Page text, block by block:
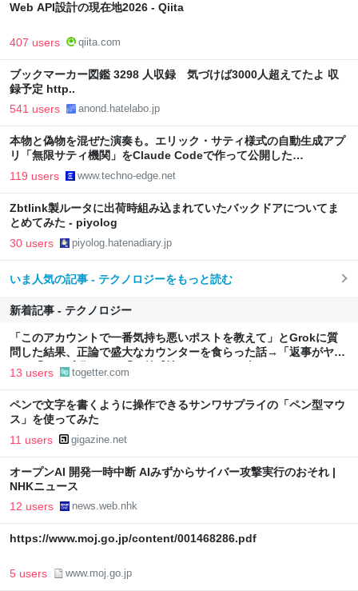
Web API設計の現在地2026 - Qiita
407 users qiita.com
ブックマーカー図鑑 3298 人収録 気づけば3000人超えてたよ 収
録予定 http..
541 users anond.hatelabo.jp
本物と偽物を混ぜた演奏も。エリック・サティ様式の自動生成アプ
リ「無限サティ機関」をClaude Codeで作って公開した
（CloseBox） | テクノエッジ TechnoEdge
119 users www.techno-edge.net
Zbtlink製ルータに出荷時組み込まれていたバックドアについてま
とめてみた - piyolog
30 users piyolog.hatenadiary.jp
いま人気の記事 - テクノロジーをもっと読む
新着記事 - テクノロジー
「このアカウントで一番気持ち悪いポストを教えて」とGrokに質
問した結果、正論で盛大なカウンターを食らった話→「返事がヤバ
い」「AIの反乱か？」「お前感情あるだろ」の声も
13 users togetter.com
ペンで文字を書くように操作できるサンワサプライの「ペン型マウ
ス」を使ってみた
11 users gigazine.net
オープンAI 開発一時中断 AIみずからサイバー攻撃実行のおそれ |
NHKニュース
12 users news.web.nhk
https://www.moj.go.jp/content/001468286.pdf
5 users www.moj.go.jp